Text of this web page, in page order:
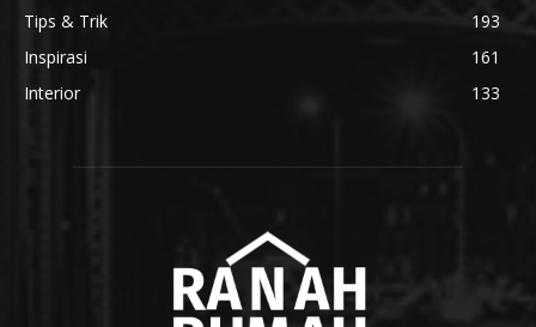
Tips & Trik
193
Inspirasi
161
Interior
133